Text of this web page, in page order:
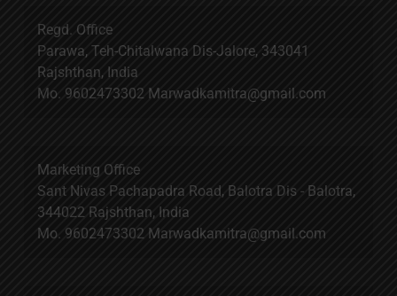
Regd. Office
Parawa, Teh-Chitalwana Dis-Jalore, 343041
Rajshthan, India
Mo. 9602473302 Marwadkamitra@gmail.com
Marketing Office
Sant Nivas Pachapadra Road, Balotra Dis - Balotra,
344022 Rajshthan, India
Mo. 9602473302 Marwadkamitra@gmail.com